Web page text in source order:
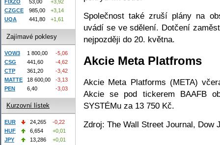
Společnost také zruší plány na
uvádí se ve sdělení. Dotčení
nejpozději do 20. května.
Akcie Meta Platfroms
Akcie Meta Platforms (META)
Akcie se pod tickerem BAAFB
SYSTÉMu za 13 750 Kč.
Zdroj: The Wall Street Journal, Dow
FIXZO
53,00
+3,92
CZGCE
985,00
+3,14
UQA
441,80 +1,61
Zajímavé poklesy
VOW3 1 800,00
-5,06
CSG
441,60
-4,62
CTP
361,20
-3,42
MATTE
18 600,00
-3,13
PEN
6,40 -3,03
Kurzovní lístek
EUR 24,265
-0,22
HUF
6,654
+0,01
JPY
13,286
+0,01